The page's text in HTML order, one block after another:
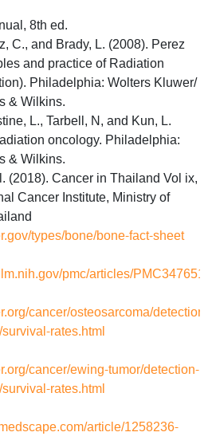
8th ed.
C., and Brady, L. (2008). Perez
and practice of Radiation
Philadelphia: Wolters Kluwer/
& Wilkins.
L., Tarbell, N, and Kun, L.
oncology. Philadelphia:
& Wilkins.
(2018). Cancer in Thailand Vol ix,
Cancer Institute, Ministry of
types/bone/bone-fact-sheet
pmc/articles/
cancer/osteosarcoma/detection-
rates.html
cancer/ewing-tumor/detection-
rates.html
article/1258236-